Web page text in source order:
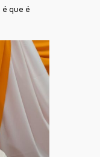
é que é